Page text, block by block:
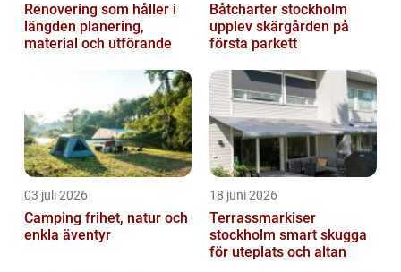
Renovering som håller i
längden planering,
material och utförande
Båtcharter stockholm
upplev skärgården på
första parkett
03 juli 2026
Camping frihet, natur och
enkla äventyr
18 juni 2026
Terrassmarkiser
stockholm smart skugga
för uteplats och altan